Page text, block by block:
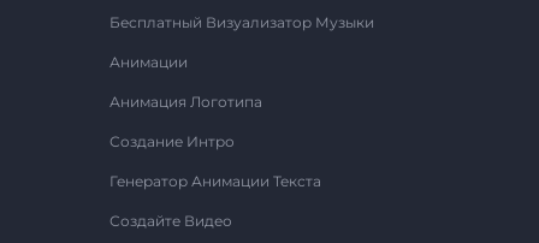
Бесплатный Визуализатор Музыки
Анимации
Анимация Логотипа
Создание Интро
Генератор Анимации Текста
Создайте Видео